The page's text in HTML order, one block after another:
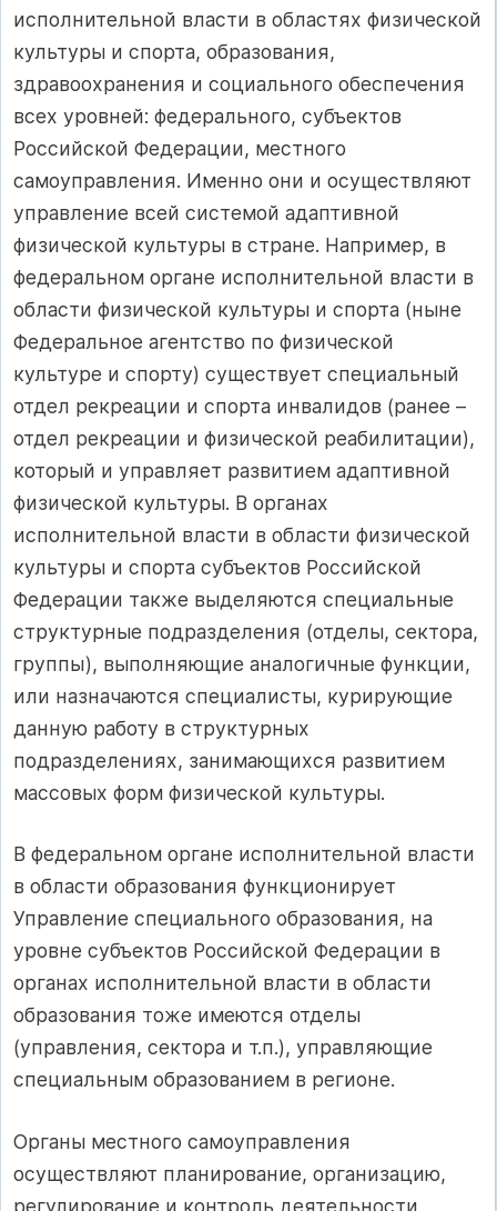
исполнительной власти в областях физической
культуры и спорта, образования,
здравоохранения и социального обеспечения
всех уровней: федерального, субъектов
Российской Федерации, местного
самоуправления. Именно они и осуществляют
управление всей системой адаптивной
физической культуры в стране. Например, в
федеральном органе исполнительной власти в
области физической культуры и спорта (ныне
Федеральное агентство по физической
культуре и спорту) существует специальный
отдел рекреации и спорта инвалидов (ранее –
отдел рекреации и физической реабилитации),
который и управляет развитием адаптивной
физической культуры. В органах
исполнительной власти в области физической
культуры и спорта субъектов Российской
Федерации также выделяются специальные
структурные подразделения (отделы, сектора,
группы), выполняющие аналогичные функции,
или назначаются специалисты, курирующие
данную работу в структурных
подразделениях, занимающихся развитием
массовых форм физической культуры.
В федеральном органе исполнительной власти
в области образования функционирует
Управление специального образования, на
уровне субъектов Российской Федерации в
органах исполнительной власти в области
образования тоже имеются отделы
(управления, сектора и т.п.), управляющие
специальным образованием в регионе.
Органы местного самоуправления
осуществляют планирование, организацию,
регулирование и контроль деятельности